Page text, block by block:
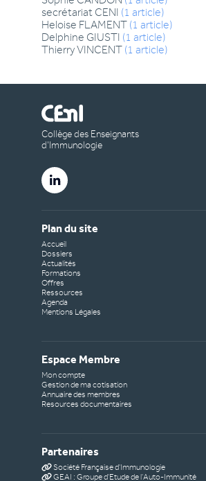
secrétariat CENI (1 article)
Heloise FLAMENT (1 article)
Delphine GIUSTI (1 article)
ThierryVINCENT (1 article)
Collège des Enseignants
d’Immunologie
Plan du site
Accueil
Dossiers
Actualités
Formations
Offres
Ressources
Agenda
Mentions Légales
Espace Membre
Mon compte
Gestion de ma cotisation
Annuaire des membres
Resources documentaires
Partenaires
Société Française d'Immunologie
GEAI : Groupe d'Etude de l'Auto-Immunité